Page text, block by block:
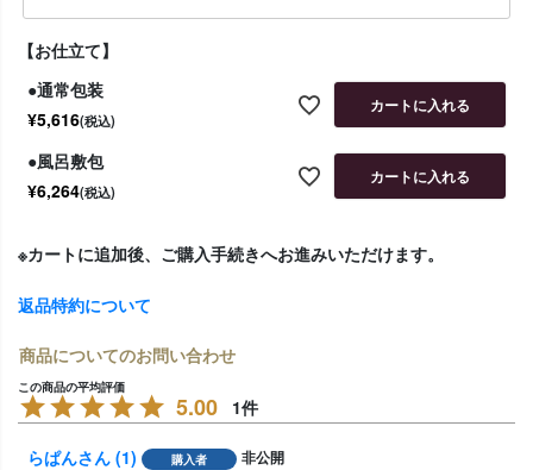
【お仕立て】
●通常包装
¥5,616 税込
カートに入れる
●風呂敷包
¥6,264 税込
カートに入れる
※カートに追加後、ご購入手続きへお進みいただけます。
返品特約について
商品についてのお問い合わせ
5.00 1
らぱん 1 購入者
非公開